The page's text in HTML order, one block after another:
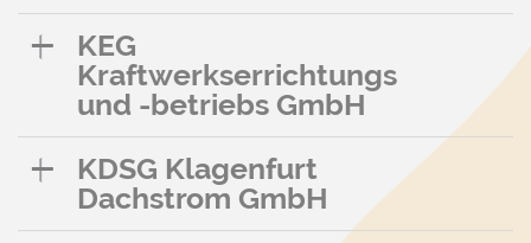
KEG
Kraftwerkserrichtungs
und -betriebs GmbH
KDSG Klagenfurt
Dachstrom GmbH